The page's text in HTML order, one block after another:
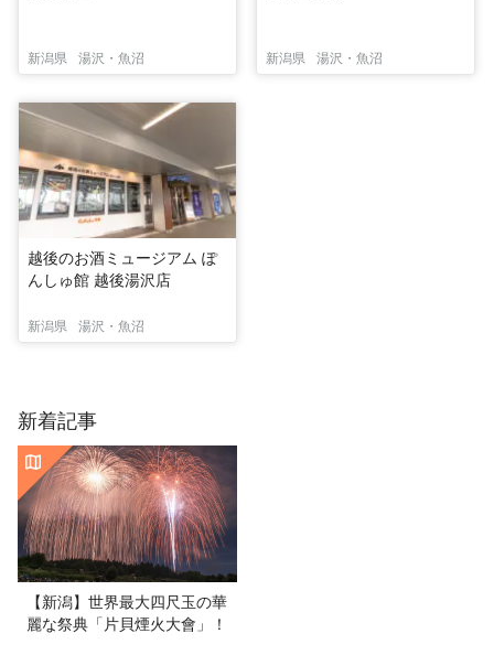
新潟県 湯沢・魚沼 新潟県 湯沢・魚沼
越後のお酒ミュージアム ぽ
んしゅ館 越後湯沢店
新潟県 湯沢・魚沼
新着記事
【新潟】世界最大四尺玉の華
麗な祭典「片貝煙火大會」！